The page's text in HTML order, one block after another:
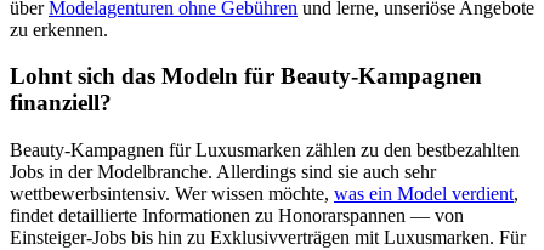
überModelagenturen ohne Gebühren und lerne, unseriöse Angebote
zu erkennen.
Lohnt sich das Modeln für Beauty-Kampagnen
finanziell?
Beauty-Kampagnen für Luxusmarken zählen zu den bestbezahlten
Jobs in der Modelbranche. Allerdings sind sie auch sehr
wettbewerbsintensiv. Wer wissen möchte, was ein Model verdient,
findet detaillierte Informationen zu Honorarspannen — von
Einsteiger-Jobs bis hin zu Exklusivverträgen mit Luxusmarken. Für